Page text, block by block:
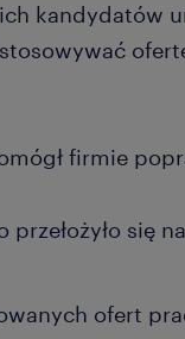
kandydatów
firmie
przełożyło się
ofert